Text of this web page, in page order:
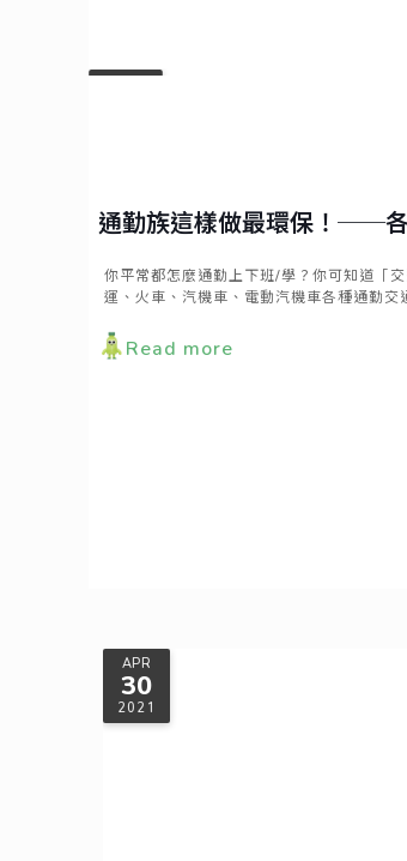
通勤族這樣做最環保！──
你平常都怎麼通勤上下班/學？你可知道「
運、火車、汽機車、電動汽機車各種通勤
Read more
APR
30
2021